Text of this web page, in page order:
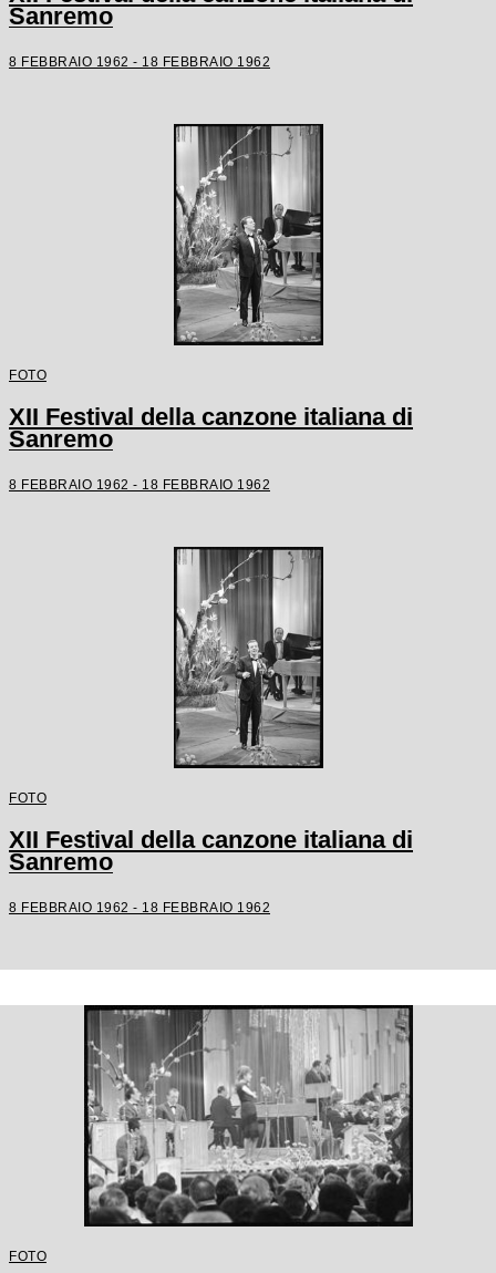
Sanremo
8 FEBBRAIO 1962 - 18 FEBBRAIO 1962
FOTO
XII Festival della canzone italiana di
Sanremo
8 FEBBRAIO 1962 - 18 FEBBRAIO 1962
FOTO
XII Festival della canzone italiana di
Sanremo
8 FEBBRAIO 1962 - 18 FEBBRAIO 1962
FOTO